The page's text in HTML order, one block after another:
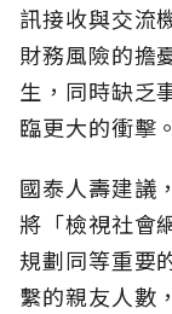
訊接收與交流
財務風險的擔
生，同時缺乏
臨更大的衝擊。
國泰人壽建議
將「檢視社會
規劃同等重要
繫的親友人數